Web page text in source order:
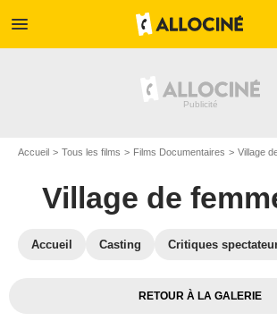
menu
Accueil Tous les films Films Documentaires Village
Village de
Accueil Casting Critiques
RETOUR À LA GALERIE